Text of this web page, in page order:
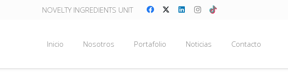
NOVELTY INGREDIENTS UNIT
Inicio Nosotros Portafolio Noticias Contacto